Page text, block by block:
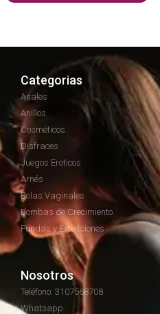
Categorias
Anales
Anillos
Cosméticos
Disfraces
Juegos Eroticos
Arnés
Bolas Vaginales
Bombas de Crecimiento
Fundas y Extensiones
Nosotros
Teléfono: 3107568708
Whatsapp